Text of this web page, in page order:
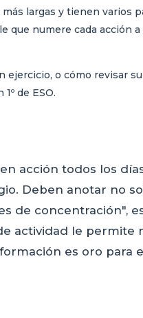
largas y tienen varios
que numere cada acción
ejercicio, o cómo revisar
de ESO.
acción todos los
Deben anotar no
de concentración",
actividad le permite
es oro para